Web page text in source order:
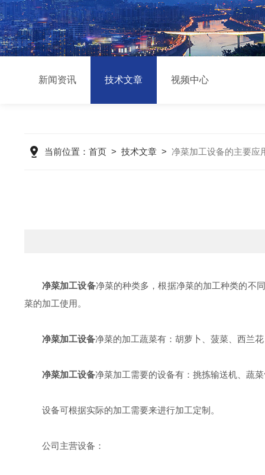
新闻资讯 技术文章 视频中心
当前位置： 首页> 技术文章> 净菜加工设备的主要应
净菜加工设备净菜的种类多，根据净菜的加工种类的不
菜的加工使用。
净菜加工设备净菜的加工蔬菜有：胡萝卜、菠菜、西兰
净菜加工设备净菜加工需要的设备有：挑拣输送机、蔬
设备可根据实际的加工需要来进行加工定制。
公司主营设备：